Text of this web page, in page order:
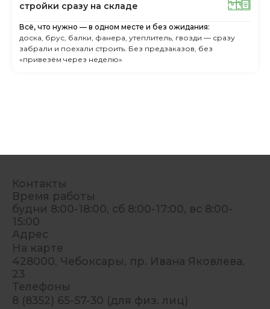
cтpoйки cpaзу нa cклaдe
Всё, что нужно — в одном месте и без ожидания:
доска, брус, балки, фанера, утеплитель, гвозди — сразу
забрали и поехали строить. Без предзаказов, без
«привезём через неделю»
Контакты
Время работы
будни 8:00-18:00, сб 8:00-17:00, вс 8:00-
15:00
Адрес
На карте
428000, Чебоксары, пр. Ивана Яковлева,
23
Телефоны
8 (8352) 65-57-30 (для физ. лиц)